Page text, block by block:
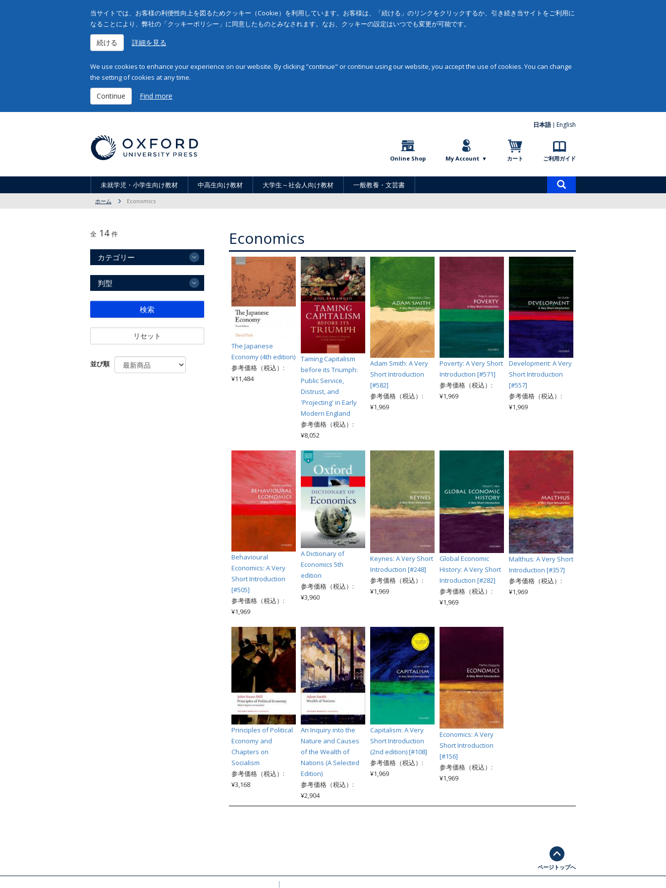
当サイトでは、お客様の利便性向上を図るためクッキー（Cookie）を利用しています。お客様は、「続ける」のリンクをクリックするか、引き続き当サイトをご利用に
なることにより、弊社の「クッキーポリシー」に同意したものとみなされます。なお、クッキーの設定はいつでも変更が可能です。
続ける 詳細を見る
We use cookies to enhance your experience on our website. By clicking "continue" or continue using our website, you accept the use of cookies. You can change
the setting of cookies at any time.
Continue Find more
日本語 English
Online Shop My Account カート ご利用ガイド
未就学児・小学生向け教材 中高生向け教材 大学生～社会人向け教材 一般教養・文芸書
ホーム Economics
Economics
The Japanese
Economy (4th edition)
参考価格（税込）:
¥11,484
Taming Capitalism
before its Triumph:
Public Service,
Distrust, and
'Projecting' in Early
Modern England
参考価格（税込）:
¥8,052
Adam Smith: A Very
Short Introduction
[#582]
参考価格（税込）:
¥1,969
Poverty: A Very Short
Introduction [#571]
参考価格（税込）:
¥1,969
Development: A Very
Short Introduction
[#557]
参考価格（税込）:
¥1,969
Behavioural
Economics: A Very
Short Introduction
[#505]
参考価格（税込）:
¥1,969
A Dictionary of
Economics 5th
edition
参考価格（税込）:
¥3,960
Keynes: A Very Short
Introduction [#248]
参考価格（税込）:
¥1,969
Global Economic
History: A Very Short
Introduction [#282]
参考価格（税込）:
¥1,969
Malthus: A Very Short
Introduction [#357]
参考価格（税込）:
¥1,969
Principles of Political
Economy and
Chapters on
Socialism
参考価格（税込）:
¥3,168
An Inquiry into the
Nature and Causes
of the Wealth of
Nations (A Selected
Edition)
参考価格（税込）:
¥2,904
Capitalism: A Very
Short Introduction
(2nd edition) [#108]
参考価格（税込）:
¥1,969
Economics: A Very
Short Introduction
[#156]
参考価格（税込）:
¥1,969
全 14 件
カテゴリー
判型
検索
リセット
並び順
ページトップへ